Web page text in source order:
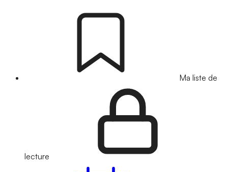
Ma liste de
lecture